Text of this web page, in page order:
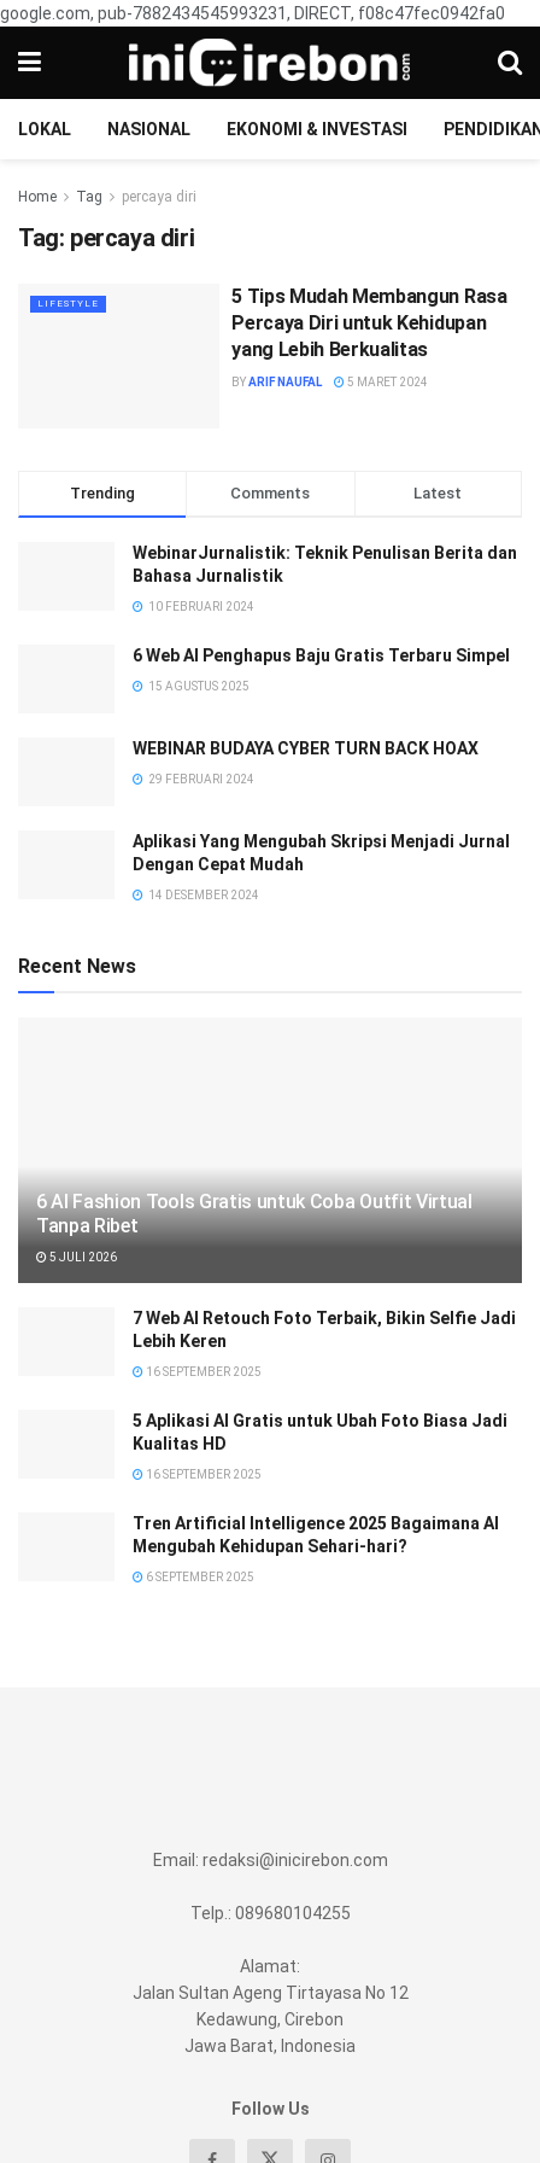
google.com, pub-7882434545993231, DIRECT, f08c47fec0942fa0
LOKAL NASIONAL EKONOMI & INVESTASI
Home Tag percaya diri
Tag: percaya diri
LIFESTYLE
5 Tips Mudah Membangun Rasa
Percaya Diri untuk Kehidupan
yang Lebih Berkualitas
BYARIF NAUFAL 5 MARET 2024
Trending Comments Latest
WebinarJurnalistik: Teknik Penulisan Berita dan
Bahasa Jurnalistik
10 FEBRUARI 2024
6 Web AI Penghapus Baju Gratis Terbaru Simpel
15 AGUSTUS 2025
WEBINAR BUDAYA CYBER TURN BACK HOAX
29 FEBRUARI 2024
Aplikasi Yang Mengubah Skripsi Menjadi Jurnal
Dengan Cepat Mudah
14 DESEMBER 2024
Recent News
6 AI Fashion Tools Gratis untuk Coba Outfit Virtual
Tanpa Ribet
5 JULI 2026
7 Web AI Retouch Foto Terbaik, Bikin Selfie Jadi
Lebih Keren
16 SEPTEMBER 2025
5 Aplikasi AI Gratis untuk Ubah Foto Biasa Jadi
Kualitas HD
16 SEPTEMBER 2025
Tren Artificial Intelligence 2025 Bagaimana AI
Mengubah Kehidupan Sehari-hari?
6 SEPTEMBER 2025
Email: redaksi@inicirebon.com
Telp.: 089680104255
Alamat:
Jalan Sultan Ageng Tirtayasa No 12
Kedawung, Cirebon
Jawa Barat, Indonesia
Follow Us